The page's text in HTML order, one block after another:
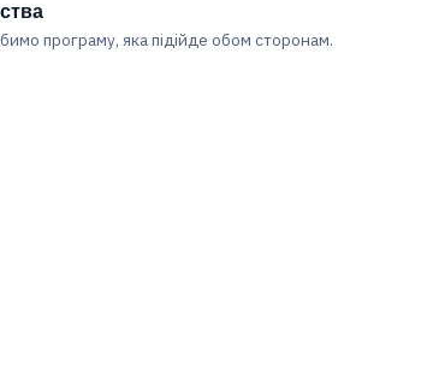
програму, яка підійде обом сторонам.